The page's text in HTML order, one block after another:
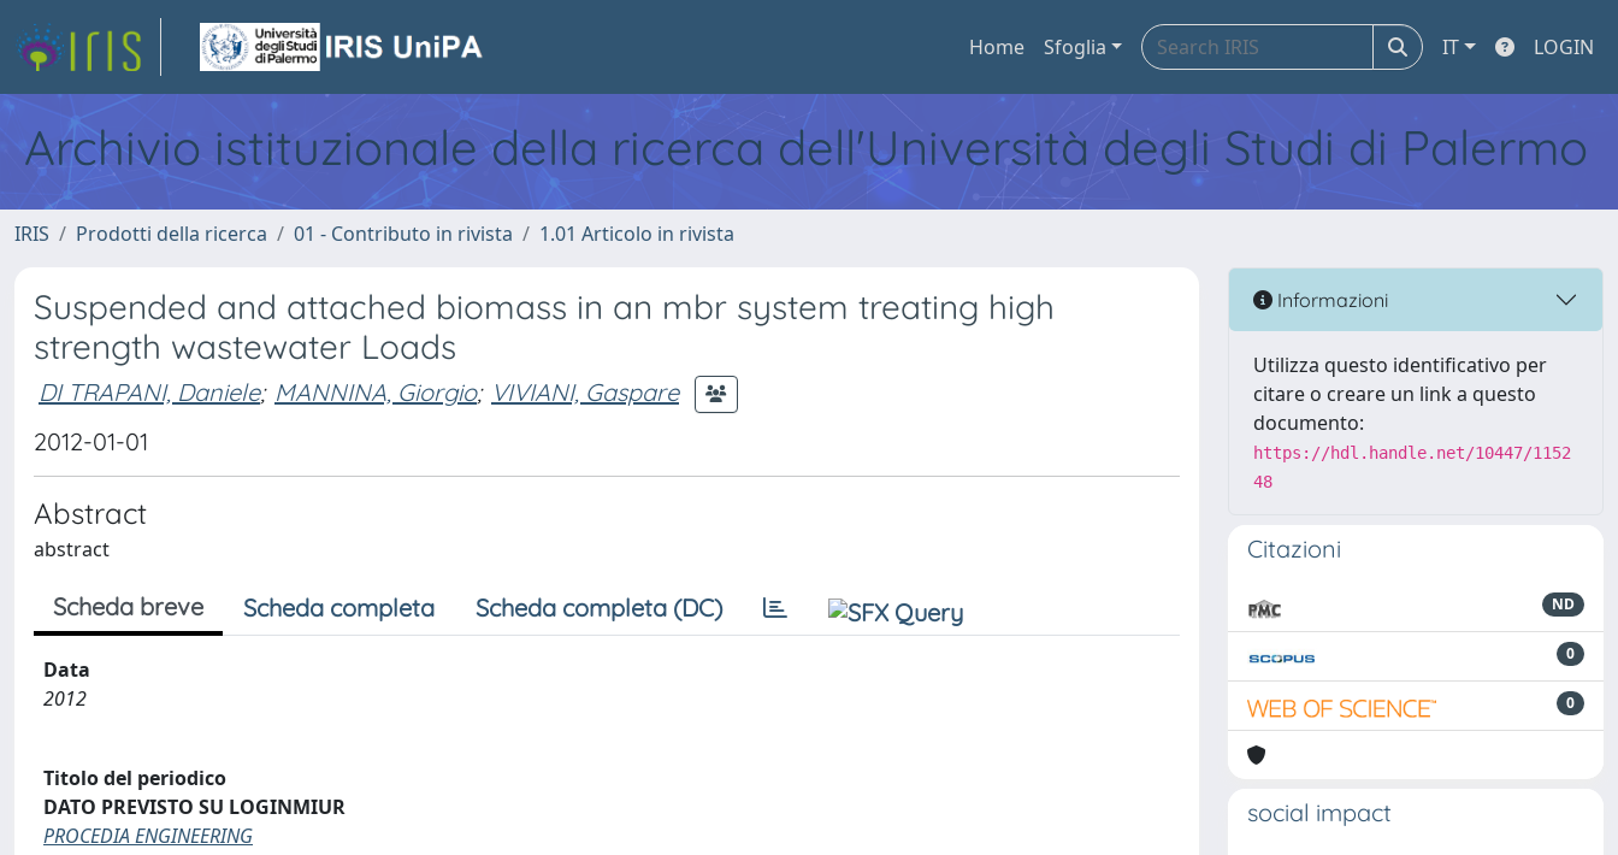
Home Sfoglia IT LOGIN
Archivio istituzionale della ricerca dell'Università degli Studi di Palermo
IRIS Prodotti della ricerca 01 - Contributo in rivista 1.01 Articolo in rivista
Suspended and attached biomass in an mbr system treating high
strength wastewater Loads
DI TRAPANI, Daniele; MANNINA, Giorgio; VIVIANI, Gaspare
2012-01-01
Abstract
abstract
Scheda breve Scheda completa Scheda completa (DC)
Data
2012
Titolo del periodico
DATO PREVISTO SU LOGINMIUR
PROCEDIA ENGINEERING
Informazioni
Utilizza questo identificativo per
citare o creare un link a questo
documento:
https://hdl.handle.net/10447/1152
48
Citazioni
ND
0
0
social impact